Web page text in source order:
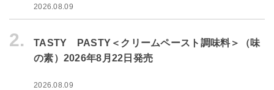
2026.08.09
2.
TASTY PASTY＜クリームペースト調味料＞（味
の素）2026年8月22日発売
2026.08.09